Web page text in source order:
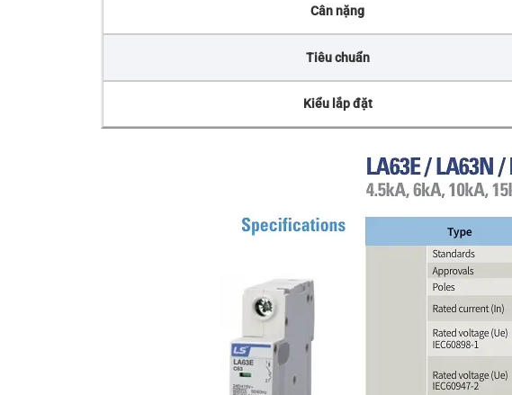
Cân nặng
Tiêu chuẩn
Kiểu lắp đặt